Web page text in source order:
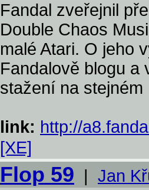
Fandal zveřejnil
Double Chaos
malé Atari. O jeho
Fandalově blogu a
stažení na stejném
link: http://
[XE]
Flop 59 | Jan